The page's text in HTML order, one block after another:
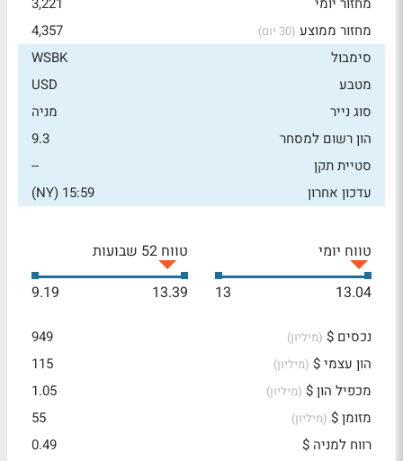
מחזור ממוצע (30 יום)
4,357
סימבול
WSBK
מטבע
USD
סוג נייר
מניה
הון רשום למסחר
9.3
סטיית תקן
--
עדכון אחרון
15:59 (NY)
טווח יומי
13.04
13
טווח 52 שבועות
13.39
9.19
נכסים $ (מיליון)
949
הון עצמי $ (מיליון)
115
מכפיל הון $ (מיליון)
1.05
מזומן $ (מיליון)
55
רווח למניה $
0.49